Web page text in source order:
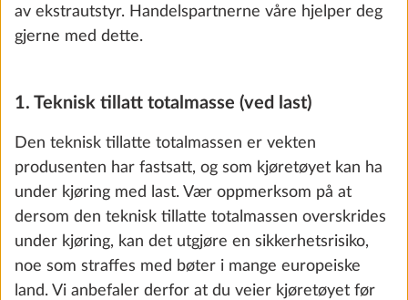
Legg til
av ekstrautstyr. Handelspartnerne våre hjelper deg
gjerne med dette.
1. Teknisk tillatt totalmasse (ved last)
Den teknisk tillatte totalmassen er vekten
produsenten har fastsatt, og som kjøretøyet kan ha
under kjøring med last. Vær oppmerksom på at
dersom den teknisk tillatte totalmassen overskrides
under kjøring, kan det utgjøre en sikkerhetsrisiko,
noe som straffes med bøter i mange europeiske
land. Vi anbefaler derfor at du veier kjøretøyet før